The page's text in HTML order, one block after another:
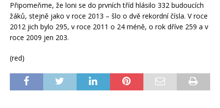
Připomeňme, že loni se do prvních tříd hlásilo 332 budoucích
žáků, stejně jako v roce 2013 – šlo o dvě rekordní čísla. V roce
2012 jich bylo 295, v roce 2011 o 24 méně, o rok dříve 259 a v
roce 2009 jen 203.
(red)